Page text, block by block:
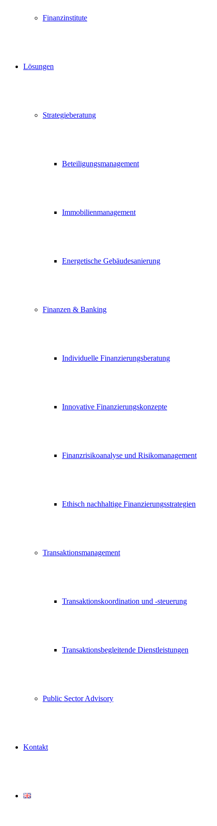
Finanzinstitute
Lösungen
Strategieberatung
Beteiligungsmanagement
Immobilienmanagement
Energetische Gebäudesanierung
Finanzen & Banking
Individuelle Finanzierungsberatung
Innovative Finanzierungskonzepte
Finanzrisikoanalyse und Risikomanagement
Ethisch nachhaltige Finanzierungsstrategien
Transaktionsmanagement
Transaktionskoordination und -steuerung
Transaktionsbegleitende Dienstleistungen
Public Sector Advisory
Kontakt